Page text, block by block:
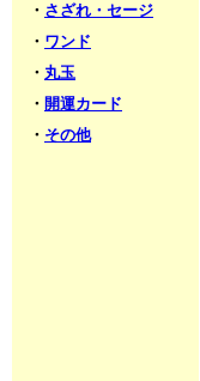
・ さざれ・セージ
・ ワンド
・ 丸玉
・ 開運カード
・ その他